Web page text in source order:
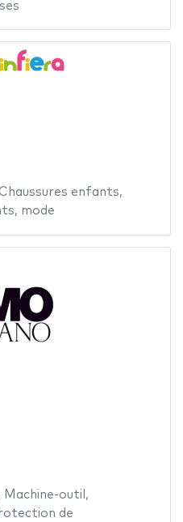
Chaussures enfants,
, mode
Machine-outil ,
de